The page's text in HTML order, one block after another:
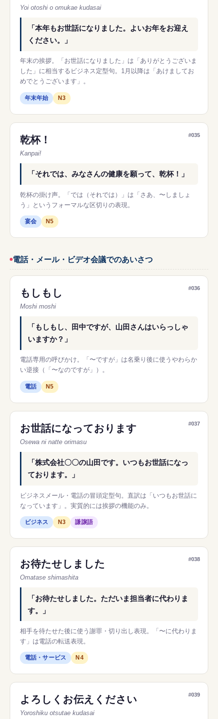
Yoi otoshi o omukae kudasai
「本年もお世話になりました。よいお年をお迎え
ください。」
年末の挨拶。「お世話になりました」は「ありがとうございま
した」に相当するビジネス定型句。1月以降は「あけましてお
めでとうございます」。
年末年始 N3
#035
乾杯！
Kanpai!
「それでは、みなさんの健康を願って、乾杯！」
乾杯の掛け声。「では（それでは）」は「さあ、〜しましょ
う」というフォーマルな区切りの表現。
宴会 N5
電話・メール・ビデオ会議でのあいさつ
#036
もしもし
Moshi moshi
「もしもし、田中ですが、山田さんはいらっしゃ
いますか？」
電話専用の呼びかけ。「〜ですが」は名乗り後に使うやわらか
い逆接（「〜なのですが」）。
電話 N5
#037
お世話になっております
Osewa ni natte orimasu
「株式会社〇〇の山田です。いつもお世話になっ
ております。」
ビジネスメール・電話の冒頭定型句。直訳は「いつもお世話に
なっています」。実質的には挨拶の機能のみ。
ビジネス N3 謙譲語
#038
お待たせしました
Omatase shimashita
「お待たせしました。ただいま担当者に代わりま
す。」
相手を待たせた後に使う謝罪・切り出し表現。「〜に代わりま
す」は電話の転送表現。
電話・サービス N4
#039
よろしくお伝えください
Yoroshiku otsutae kudasai